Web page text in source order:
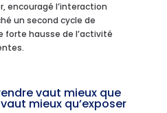
encouragé l’interaction
un second cycle de
forte hausse de l’activité
vaut mieux que
mieux qu’exposer